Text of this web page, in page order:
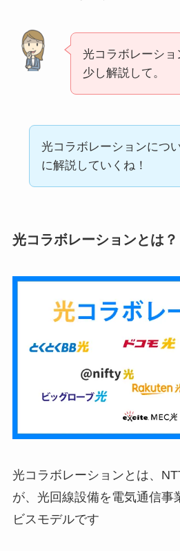
光コラボレーショ
少し解説して。
光コラボレーションにつ
に解説していくね！
光コラボレーションとは？
光コラボレーションとは、
が、光回線設備を電気通信事
ビスモデルです